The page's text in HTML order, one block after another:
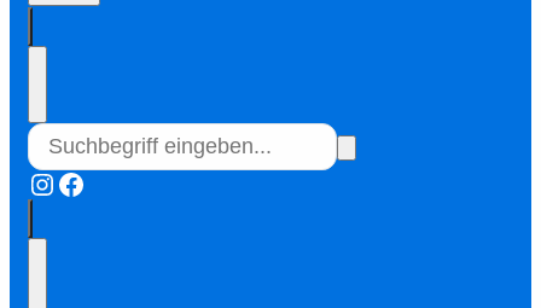
Instagram
Facebook